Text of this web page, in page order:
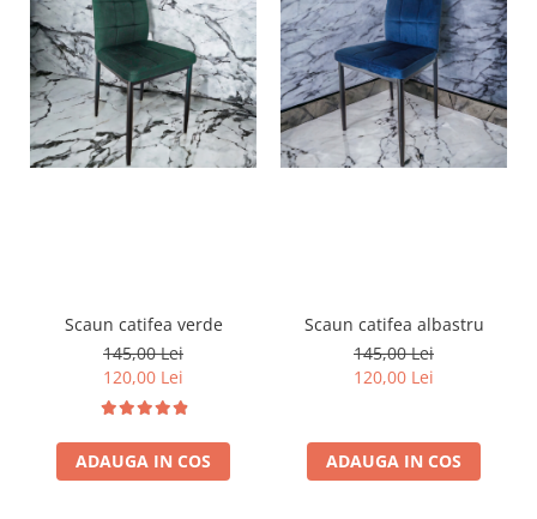
Scaun catifea verde
145,00 Lei
120,00 Lei
ADAUGA IN COS
Scaun catifea albastru
145,00 Lei
120,00 Lei
ADAUGA IN COS